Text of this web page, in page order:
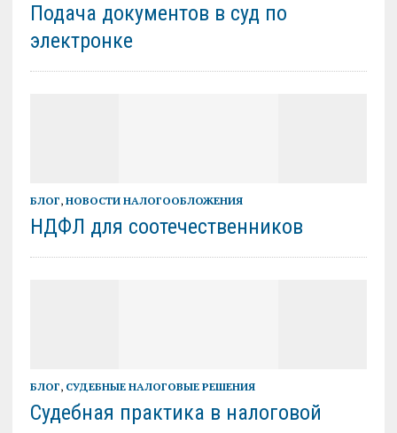
Подача документов в суд по
электронке
БЛОГ, НОВОСТИ НАЛОГООБЛОЖЕНИЯ
НДФЛ для соотечественников
БЛОГ, СУДЕБНЫЕ НАЛОГОВЫЕ РЕШЕНИЯ
Судебная практика в налоговой